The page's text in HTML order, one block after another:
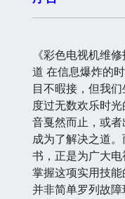
《彩色电视机维
道 在信息爆炸的
目不暇接，但我
度过无数欢乐时
音戛然而止，或
成为了解决之道
书，正是为广大
掌握这项实用技
并非简单罗列故障